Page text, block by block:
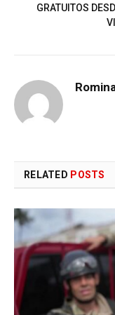
GRATUITOS
RELATED POSTS